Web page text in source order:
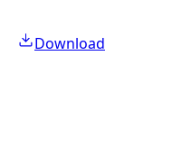
Download